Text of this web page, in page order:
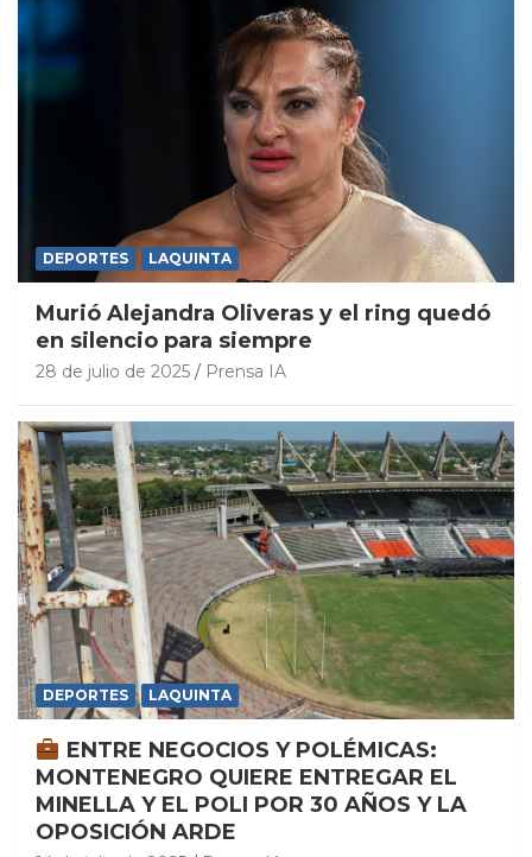
DEPORTES LAQUINTA
Murió Alejandra Oliveras y el ring quedó
en silencio para siempre
28 de julio de 2025 Prensa IA
DEPORTES LAQUINTA
ENTRE NEGOCIOS Y POLÉMICAS:
MONTENEGRO QUIERE ENTREGAR EL
MINELLA Y EL POLI POR 30 AÑOS Y LA
OPOSICIÓN ARDE